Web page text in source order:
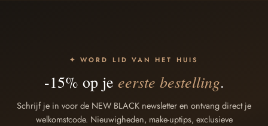
✦ WORD LID VAN HET HUIS
-15% op je eerste bestelling.
Schrijf je in voor de NEW BLACK newsletter en ontvang direct je
welkomstcode. Nieuwigheden, make-uptips, exclusieve